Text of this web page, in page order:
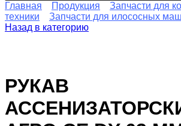
Главная Продукция
Запчасти для
техники
Запчасти для илососных
Назад в категорию
РУКАВ